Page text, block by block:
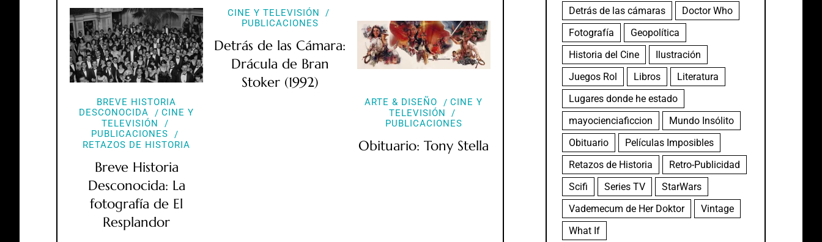
BREVE HISTORIA
DESCONOCIDA
CINE Y
TELEVISIÓN
PUBLICACIONES
RETAZOS DE HISTORIA
Breve Historia
Desconocida: La
fotografía de El
Resplandor
CINE Y TELEVISIÓN
PUBLICACIONES
Detrás de las Cámara:
Drácula de Bran
Stoker (1992)
ARTE & DISEÑO
CINE Y
TELEVISIÓN
PUBLICACIONES
Obituario: Tony Stella
Detrás de las cámaras
Doctor Who
Fotografía
Geopolítica
Historia del Cine
Ilustración
Juegos Rol
Libros
Literatura
Lugares donde he estado
mayocienciaficcion
Mundo Insólito
Obituario
Películas Imposibles
Retazos de Historia
Retro-Publicidad
Scifi
Series TV
StarWars
Vademecum de Her Doktor
Vintage
What If